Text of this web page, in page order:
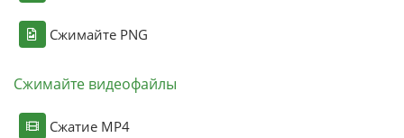
Сжимайте PNG
Сжимайте видеофайлы
Сжатие MP4